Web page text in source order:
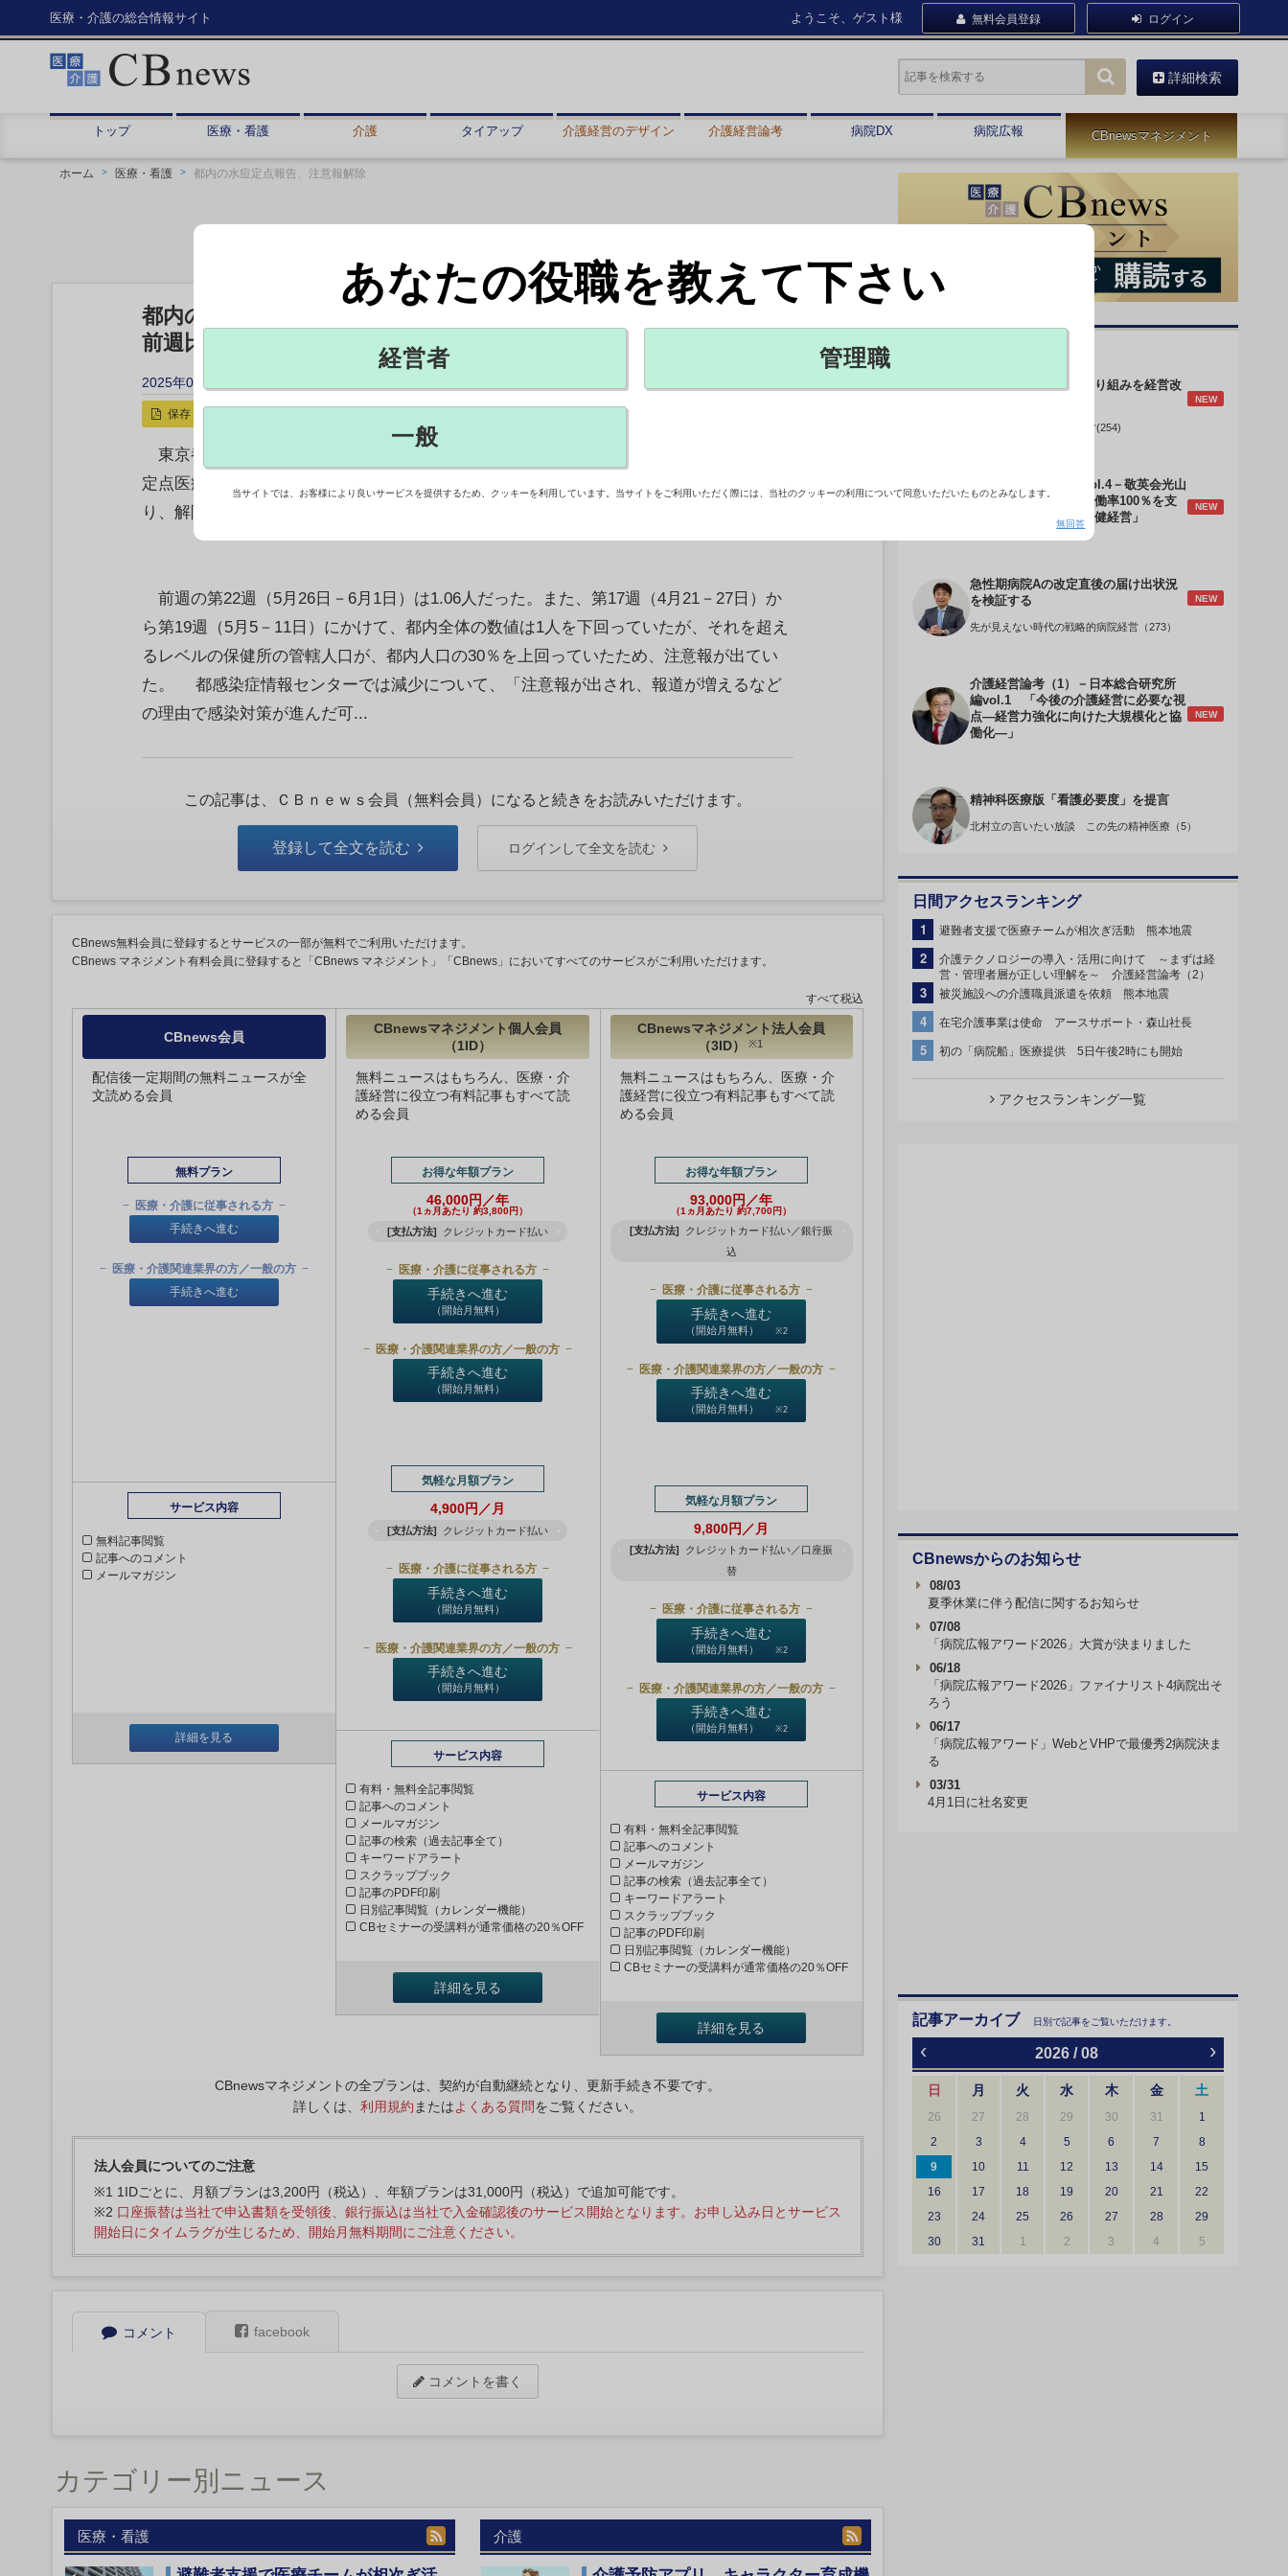
医療・介護の総合情報サイト ようこそ、ゲスト様 無料会員登録 ログイン
詳細検索
トップ 医療・看護 介護 タイアップ 介護経営のデザイン 介護経営論考 病院DX 病院広報 CBnewsマネジメント
ホーム 医療・看護 都内の水痘定点報告、注意報解除
都内の水痘定点報告、注意報解除
前週比34％減の0.70人
2025年06月12日 17:45
保存
東京都が12日に公表した第23週（2－8日）のデータによると、水痘（水ぼうそう）の
定点医療機関当たりの報告数は前週比34.0％減の0.70人で、注意報基準（1人）を下回
り、解除された。
前週の第22週（5月26日－6月1日）は1.06人だった。また、第17週（4月21－27日）か
ら第19週（5月5－11日）にかけて、都内全体の数値は1人を下回っていたが、それを超え
るレベルの保健所の管轄人口が、都内人口の30％を上回っていたため、注意報が出てい
た。 都感染症情報センターでは減少について、「注意報が出され、報道が増えるなど
の理由で感染対策が進んだ可...
この記事は、ＣＢｎｅｗｓ会員（無料会員）になると続きをお読みいただけます。
登録して全文を読む ログインして全文を読む
CBnews無料会員に登録するとサービスの一部が無料でご利用いただけます。
CBnews マネジメント有料会員に登録すると「CBnews マネジメント」「CBnews」においてすべてのサービスがご利用いただけます。
すべて税込
CBnews会員
配信後一定期間の無料ニュースが全
文読める会員
無料プラン
医療・介護に従事される方
手続きへ進む
医療・介護関連業界の方／一般の方
手続きへ進む
サービス内容
無料記事閲覧
記事へのコメント
メールマガジン
詳細を見る
CBnewsマネジメント個人会員
（1ID）
無料ニュースはもちろん、医療・介
護経営に役立つ有料記事もすべて読
める会員
お得な年額プラン
46,000円／年
（1ヵ月あたり 約3,800円）
[支払方法] クレジットカード払い
医療・介護に従事される方
手続きへ進む
（開始月無料）
医療・介護関連業界の方／一般の方
手続きへ進む
（開始月無料）
気軽な月額プラン
4,900円／月
[支払方法] クレジットカード払い
医療・介護に従事される方
手続きへ進む
（開始月無料）
医療・介護関連業界の方／一般の方
手続きへ進む
（開始月無料）
サービス内容
有料・無料全記事閲覧
記事へのコメント
メールマガジン
記事の検索（過去記事全て）
キーワードアラート
スクラップブック
記事のPDF印刷
日別記事閲覧（カレンダー機能）
CBセミナーの受講料が通常価格の20％OFF
詳細を見る
CBnewsマネジメント法人会員
（3ID）
※1
無料ニュースはもちろん、医療・介
護経営に役立つ有料記事もすべて読
める会員
お得な年額プラン
93,000円／年
（1ヵ月あたり 約7,700円）
[支払方法]
クレジットカード払い／銀行振
込
医療・介護に従事される方
手続きへ進む
（開始月無料） ※2
医療・介護関連業界の方／一般の方
手続きへ進む
（開始月無料） ※2
気軽な月額プラン
9,800円／月
[支払方法]
クレジットカード払い／口座振
替
医療・介護に従事される方
手続きへ進む
（開始月無料） ※2
医療・介護関連業界の方／一般の方
手続きへ進む
（開始月無料） ※2
サービス内容
有料・無料全記事閲覧
記事へのコメント
メールマガジン
記事の検索（過去記事全て）
キーワードアラート
スクラップブック
記事のPDF印刷
日別記事閲覧（カレンダー機能）
CBセミナーの受講料が通常価格の20％OFF
詳細を見る
CBnewsマネジメントの全プランは、契約が自動継続となり、更新手続き不要です。
詳しくは、 利用規約 またはよくある質問をご覧ください。
法人会員についてのご注意
※1 1IDごとに、月額プランは3,200円（税込）、年額プランは31,000円（税込）で追加可能です。
※2 口座振替は当社で申込書類を受領後、銀行振込は当社で入金確認後のサービス開始となります。お申し込み日とサービス
開始日にタイムラグが生じるため、開始月無料期間にご注意ください。
コメント facebook
コメントを書く
カテゴリー別ニュース
医療・看護 介護
身体的拘束最小化の取り組みを経営改
NEW
データで読み解く病院経営(254)
介護経営のデザインVol.4－敬英会光山
誠理事長 「驚異の稼働率100％を支
える『顧客目線』の老健経営」
NEW
急性期病院Aの改定直後の届け出状況
を検証する
NEW
先が見えない時代の戦略的病院経営（273）
介護経営論考（1）－日本総合研究所
編vol.1 「今後の介護経営に必要な視
点―経営力強化に向けた大規模化と協
働化―」
NEW
精神科医療版「看護必要度」を提言
北村立の言いたい放談 この先の精神医療（5）
日間アクセスランキング
1 避難者支援で医療チームが相次ぎ活動 熊本地震
2
介護テクノロジーの導入・活用に向けて ～まずは経
営・管理者層が正しい理解を～ 介護経営論考（2）
3 被災施設への介護職員派遣を依頼 熊本地震
4 在宅介護事業は使命 アースサポート・森山社長
5 初の「病院船」医療提供 5日午後2時にも開始
アクセスランキング一覧
CBnewsからのお知らせ
08/03
夏季休業に伴う配信に関するお知らせ
07/08
「病院広報アワード2026」大賞が決まりました
06/18
「病院広報アワード2026」ファイナリスト4病院出そ
ろう
06/17
「病院広報アワード」WebとVHPで最優秀2病院決ま
る
03/31
4月1日に社名変更
記事アーカイブ 日別で記事をご覧いただけます。
‹ 2026 / 08 ›
日 月 火 水 木 金 土
26 27 28 29 30 31
1
2
3 4 5 6 7
8
9
10 11 12 13 14
15
16
17 18 19 20 21
22
23
24 25 26 27 28
29
30
31 1 2 3 4 5
あなたの役職を教えて下さい
経営者 管理職
一般
当サイトでは、お客様により良いサービスを提供するため、クッキーを利用しています。当サイトをご利用いただく際には、当社のクッキーの利用について同意いただいたものとみなします。
無回答